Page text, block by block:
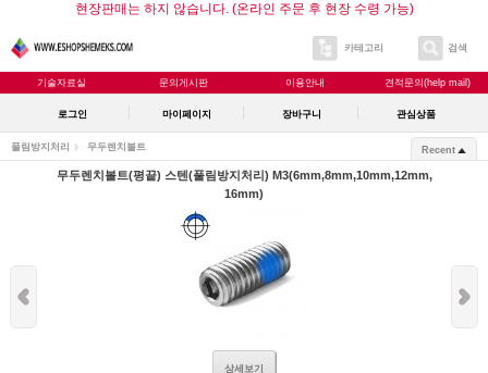
현장판매는 하지 않습니다. (온라인 주문 후 현장 수령 가능)
카테고리 검색
기술자료실 문의게시판 이용안내 견적문의(help mail)
로그인 마이페이지 장바구니 관심상품
풀림방지처리 무두렌치볼트 Recent
무두렌치볼트(평끝) 스텐(풀림방지처리) M3(6mm,8mm,10mm,12mm,
16mm)
상세보기